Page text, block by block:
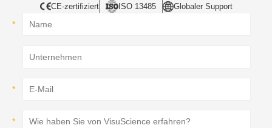
CE-zertifiziert ISO 13485 Globaler Support